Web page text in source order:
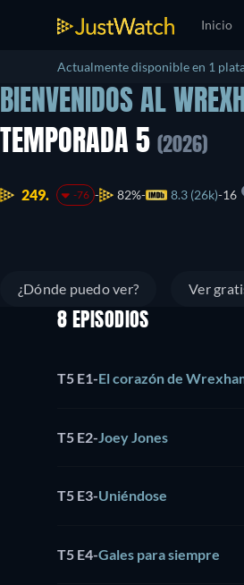
Inicio
Actualmente disponible en 1
BIENVENIDOS AL
TEMPORADA 5 (2026)
249. -76 82% 8.3 (26k) 16
¿Dónde puedo ver? Ver
8 EPISODIOS
T5 E1-El corazón de
T5 E2- Joey Jones
T5 E3-Uniéndose
T5 E4-Gales para siempre